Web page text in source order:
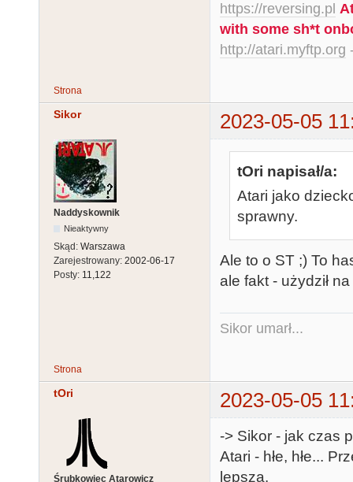
https://reversing.pl
with some sh*t
http://atari.myftp.org
Strona
Sikor 2023-05-05
Naddyskownik
Nieaktywny
Skąd: Warszawa
Zarejestrowany: 2002-06-17
Posty: 11,122
tOri napisał/a:
Atari jako
sprawny.
Ale to o ST ;) To
ale fakt - użydził
Sikor umarł...
Strona
tOri 2023-05-05
Śrubkowiec Atarowicz
-> Sikor - jak czas
Atari - hłe, hłe...
lepsza.